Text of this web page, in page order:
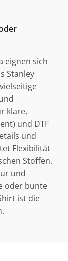
eignen sich
Stanley
klare,
und DTF
und
Flexibilität
Stoffen.
und
oder bunte
ist die